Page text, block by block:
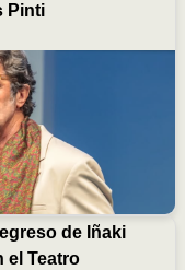
Pinti
de Iñaki
el Teatro